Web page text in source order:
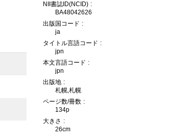
NII書誌ID(NCID)
BA48042626
出版国コード
ja
タイトル言語コード
jpn
本文言語コード
jpn
出版地
札幌,札幌
ページ数/冊数
134p
大きさ
26cm